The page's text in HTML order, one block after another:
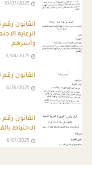
10/07/2025
الرعاية
وأسرهم
5/04/2025
القانون رقم 63 لسنة 1976 - حظر شرب الخمر
4/26/2025
الاحتياط
6/01/2025